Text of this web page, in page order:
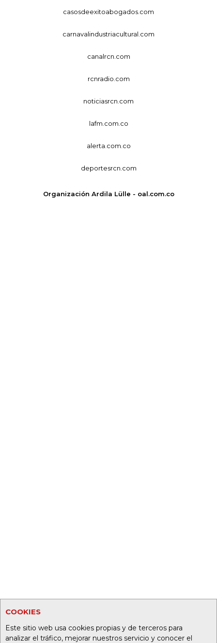
COOKIES
Este sitio web usa cookies propias y de terceros para
analizar el tráfico, mejorar nuestros servicio y conocer el
casosdeexitoabogados.com
carnavalindustriacultural.com
canalrcn.com
rcnradio.com
noticiasrcn.com
lafm.com.co
alerta.com.co
deportesrcn.com
Organización Ardila Lülle - oal.com.co